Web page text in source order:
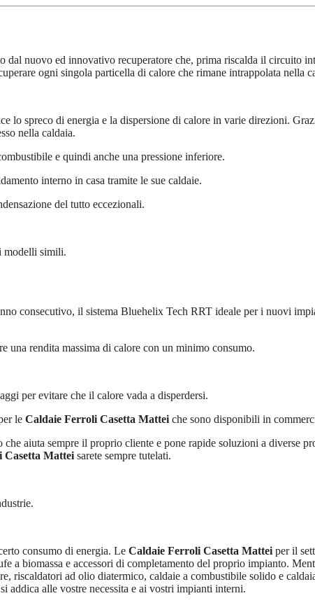
nuovo ed innovativo recuperatore che, prima riscalda il circuito
ogni singola particella di calore che rimane intrappolata nella
lo spreco di energia e la dispersione di calore in varie direzioni.
nella caldaia.
e quindi anche una pressione inferiore.
interno in casa tramite le sue caldaie.
del tutto eccezionali.
modelli simili.
consecutivo, il sistema Bluehelix Tech RRT ideale per i nuovi
una rendita massima di calore con un minimo consumo.
per evitare che il calore vada a disperdersi.
le Caldaie Ferroli Casetta Mattei che sono disponibili in
che aiuta sempre il proprio cliente e pone rapide soluzioni a diverse
Casetta Mattei sarete sempre tutelati.
consumo di energia. Le Caldaie Ferroli Casetta Mattei per il
biomassa e accessori di completamento del proprio impianto.
riscaldatori ad olio diatermico, caldaie a combustibile solido e
addica alle vostre necessita e ai vostri impianti interni.